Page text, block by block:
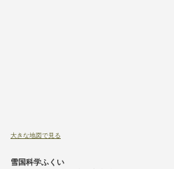
大きな地図で見る
雪国科学ふくい